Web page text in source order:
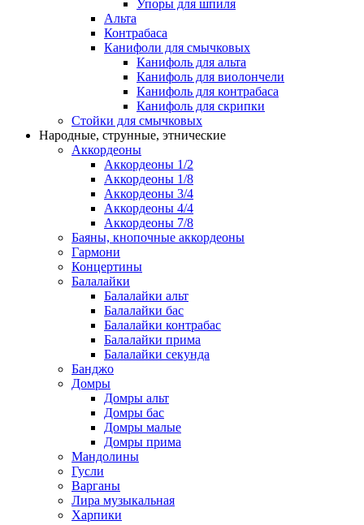
Упоры для шпиля
Альта
Контрабаса
Канифоли для смычковых
Канифоль для альта
Канифоль для виолончели
Канифоль для контрабаса
Канифоль для скрипки
Стойки для смычковых
Народные, струнные, этнические
Аккордеоны
Аккордеоны 1/2
Аккордеоны 1/8
Аккордеоны 3/4
Аккордеоны 4/4
Аккордеоны 7/8
Баяны, кнопочные аккордеоны
Гармони
Концертины
Балалайки
Балалайки альт
Балалайки бас
Балалайки контрабас
Балалайки прима
Балалайки секунда
Банджо
Домры
Домры альт
Домры бас
Домры малые
Домры прима
Мандолины
Гусли
Варганы
Лира музыкальная
Харпики